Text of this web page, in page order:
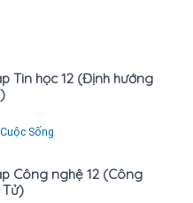
Tin học 12 (Định hướng
Sống
Công nghệ 12 (Công